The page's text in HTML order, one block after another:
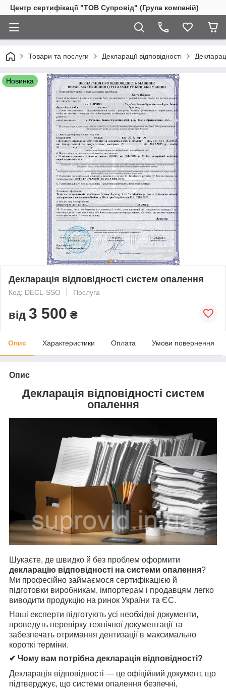
Центр сертифікації "ТОВ Супровід" (Група компаній)
Товари та послуги Декларації відповідності
Новинка
Декларація відповідності систем опалення
Код: DECL-SSO Послуга
від 3 500 ₴
Опис Характеристики Оплата Умови повернення
Опис
Декларація відповідності систем
опалення
Шукаєте, де швидко й без проблем оформити
декларацію відповідності на системи опалення?
Ми професійно займаємося сертифікацією й
підготовки виробникам, імпортерам і продавцям легко
виводити продукцію на ринок України та ЄС.
Наші експерти підготують усі необхідні документи,
проведуть перевірку технічної документації та
забезпечать отримання дентизації в максимально
короткі терміни.
✔ Чому вам потрібна декларація відповідності?
Декларація відповідності — це офіційний документ, що
підтверджує, що системи опалення безпечні,